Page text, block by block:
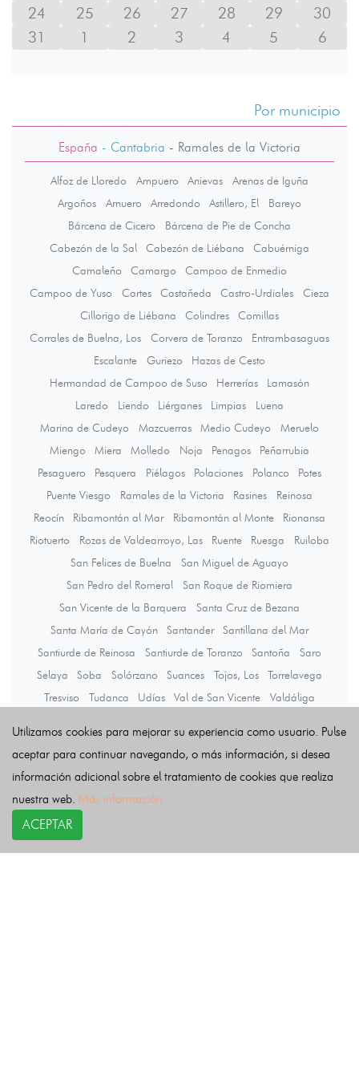
24
25 26 27 28 29
30
31
1 2 3 4 5 6
Por municipio
España - Cantabria - Ramales de la Victoria
Alfoz de Lloredo Ampuero Anievas
Arenas de Iguña
Argoños
Arnuero Arredondo Astillero, El
Bareyo
Bárcena de Cicero
Bárcena de Pie de Concha
Cabezón de la Sal
Cabezón de Liébana
Cabuérniga
Camaleño
Camargo
Campoo de Enmedio
Campoo de Yuso
Cartes Castañeda Castro-Urdiales
Cieza
Cillorigo de Liébana
Colindres
Comillas
Corrales de Buelna, Los
Corvera de Toranzo
Entrambasaguas
Escalante
Guriezo
Hazas de Cesto
Hermandad de Campoo de Suso
Herrerías
Lamasón
Laredo
Liendo Liérganes Limpias
Luena
Marina de Cudeyo
Mazcuerras Medio Cudeyo
Meruelo
Miengo
Miera Molledo Noja Penagos
Peñarrubia
Pesaguero
Pesquera Piélagos Polaciones Polanco
Potes
Puente Viesgo
Ramales de la Victoria Rasines
Reinosa
Reocín
Ribamontán al Mar Ribamontán al Monte
Rionansa
Riotuerto
Rozas de Valdearroyo, Las Ruente Ruesga
Ruiloba
San Felices de Buelna
San Miguel de Aguayo
San Pedro del Romeral
San Roque de Riomiera
San Vicente de la Barquera
Santa Cruz de Bezana
Santa María de Cayón
Santander
Santillana del Mar
Santiurde de Reinosa
Santiurde de Toranzo Santoña
Saro
Selaya
Soba Solórzano Suances Tojos, Los
Torrelavega
Tresviso
Tudanca Udías Val de San Vicente
Valdáliga
Valle de Villaverde
Vega de Liébana
Villaescusa
Utilizamos cookies para mejorar su experiencia como usuario. Pulse
aceptar para continuar navegando, o más información, si desea
información adicional sobre el tratamiento de cookies que realiza
nuestra web. Más información
ACEPTAR